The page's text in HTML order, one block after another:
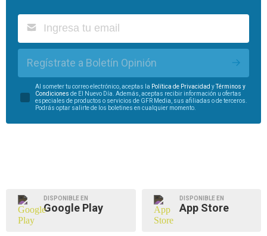
Regístrate a Boletín Opinión
Al someter tu correo electrónico, aceptas la Política de Privacidad yTérminos y
Condiciones de El Nuevo Día. Además, aceptas recibir información u ofertas
especiales de productos o servicios de GFR Media, sus afiliadas o de terceros.
Podrás optar salirte de los boletines en cualquier momento.
DISPONIBLE EN
Google Play
DISPONIBLE EN
App Store